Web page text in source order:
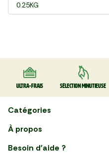
0.25KG
Ultra-frais Sélection minutieuse
Catégories
Faire ses courses en ligne
À propos
Besoin d'aide ?